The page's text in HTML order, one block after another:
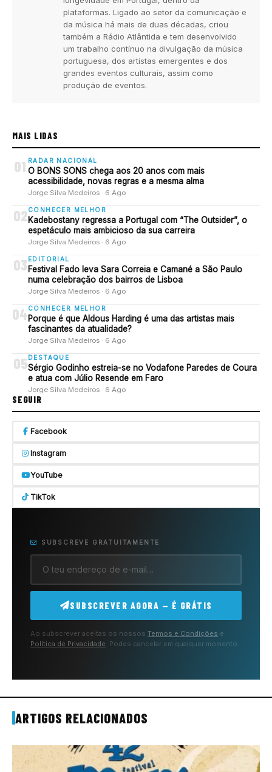
plataformas. Ligado ao setor da comunicação e
da música há mais de duas décadas, criou
também a Rádio Atlântida e tem desenvolvido
um trabalho contínuo na divulgação da música
portuguesa, dos artistas emergentes e dos
grandes eventos culturais, assim como
produção de eventos.
MAIS LIDAS
01 RADAR NACIONAL
O BONS SONS chega aos 20 anos com mais
acessibilidade, novas regras e a mesma alma
Jorge Silva Medeiros · 6 Ago
02 CONHECER MELHOR
Kadebostany regressa a Portugal com “The Outsider”, o
espetáculo mais ambicioso da sua carreira
Jorge Silva Medeiros · 6 Ago
03 EDITORIAL
Festival Fado leva Sara Correia e Camané a São Paulo
numa celebração dos bairros de Lisboa
Jorge Silva Medeiros · 6 Ago
04CONHECER MELHOR
Porque é que Aldous Harding é uma das artistas mais
fascinantes da atualidade?
Jorge Silva Medeiros · 6 Ago
05 DESTAQUE
Sérgio Godinho estreia-se no Vodafone Paredes de Coura
e atua com Júlio Resende em Faro
Jorge Silva Medeiros · 6 Ago
SEGUIR
Facebook
Instagram
YouTube
TikTok
SUBSCREVE GRATUITAMENTE
SUBSCREVER AGORA — É GRÁTIS
Ao subscrever aceitas os nossos Termos e Condições e
Política de Privacidade. Podes cancelar em qualquer momento.
ARTIGOS RELACIONADOS